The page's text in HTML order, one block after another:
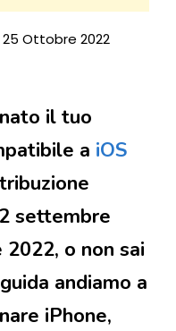
25 Ottobre 2022
il tuo
a iOS
settembre
o non sai
andiamo a
iPhone,